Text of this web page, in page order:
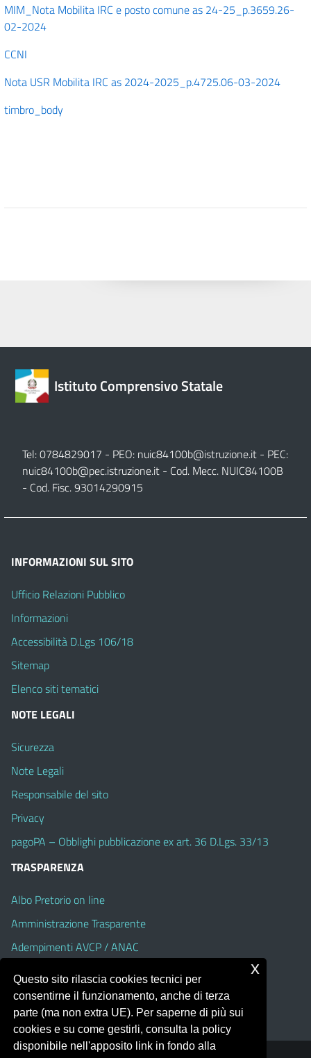
MIM_Nota Mobilita IRC e posto comune as 24-25_p.3659.26-
02-2024
CCNI
Nota USR Mobilita IRC as 2024-2025_p.4725.06-03-2024
timbro_body
Istituto Comprensivo Statale
Tel: 0784829017 - PEO: nuic84100b@istruzione.it - PEC:
nuic84100b@pec.istruzione.it - Cod. Mecc. NUIC84100B
- Cod. Fisc. 93014290915
INFORMAZIONI SUL SITO
Ufficio Relazioni Pubblico
Informazioni
Accessibilità D.Lgs 106/18
Sitemap
Elenco siti tematici
NOTE LEGALI
Sicurezza
Note Legali
Responsabile del sito
Privacy
pagoPA – Obblighi pubblicazione ex art. 36 D.Lgs. 33/13
TRASPARENZA
Albo Pretorio on line
Amministrazione Trasparente
Adempimenti AVCP / ANAC
Dichiarazione di accessibilità
Questo sito rilascia cookies tecnici per
consentirne il funzionamento, anche di terza
parte (ma non extra UE). Per saperne di più sui
cookies e su come gestirli, consulta la policy
disponibile nell'apposito link in fondo alla
x